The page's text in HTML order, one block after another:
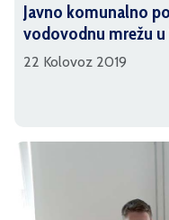
Javno komunalno
vodovodnu mrežu
22 Kolovoz 2019